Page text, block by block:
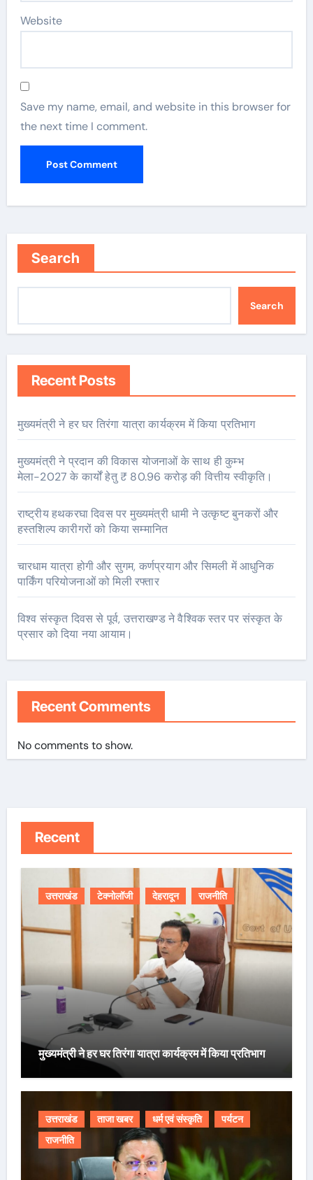
Website
Save my name, email, and website in this browser for
the next time I comment.
Search
Search
Recent Posts
मुख्यमंत्री ने हर घर तिरंगा यात्रा कार्यक्रम में किया प्रतिभाग
मुख्यमंत्री ने प्रदान की विकास योजनाओं के साथ ही कुम्भ
मेला-2027 के कार्यों हेतु ₹ 80.96 करोड़ की वित्तीय स्वीकृति।
राष्ट्रीय हथकरघा दिवस पर मुख्यमंत्री धामी ने उत्कृष्ट बुनकरों और
हस्तशिल्प कारीगरों को किया सम्मानित
चारधाम यात्रा होगी और सुगम, कर्णप्रयाग और सिमली में आधुनिक
पार्किंग परियोजनाओं को मिली रफ्तार
विश्व संस्कृत दिवस से पूर्व, उत्तराखण्ड ने वैश्विक स्तर पर संस्कृत के
प्रसार को दिया नया आयाम।
Recent Comments
No comments to show.
Recent
उत्तराखंड टेक्नोलॉजी देहरादून राजनीति
मुख्यमंत्री ने हर घर तिरंगा यात्रा कार्यक्रम में किया प्रतिभाग
उत्तराखंड ताजा खबर धर्म एवं संस्कृति
पर्यटन
राजनीति